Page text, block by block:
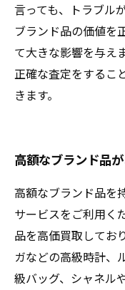
言っても、トラブル
ブランド品の価値を
て大きな影響を与え
正確な査定をするこ
きます。
高額なブランド品
高額なブランド品を
サービスをご利用く
品を高価買取してお
ガなどの高級時計、
級バッグ、シャネル